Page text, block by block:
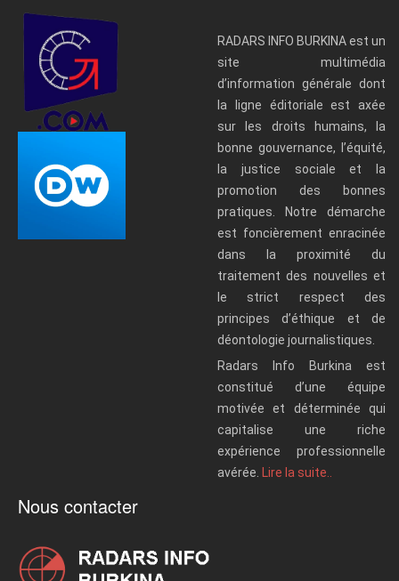
RADARS INFO BURKINA est un
site multimédia
d’information générale dont
la ligne éditoriale est axée
sur les droits humains, la
bonne gouvernance, l’équité,
la justice sociale et la
promotion des bonnes
pratiques. Notre démarche
est foncièrement enracinée
dans la proximité du
traitement des nouvelles et
le strict respect des
principes d’éthique et de
déontologie journalistiques.
Radars Info Burkina est
constitué d’une équipe
motivée et déterminée qui
capitalise une riche
expérience professionnelle
avérée. Lire la suite..
Nous contacter